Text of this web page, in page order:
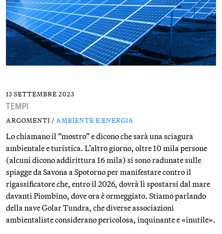
13 SETTEMBRE 2023
TEMPI
ARGOMENTI / AMBIENTE E ENERGIA
Lo chiamano il “mostro” e dicono che sarà una sciagura
ambientale e turistica. L’altro giorno, oltre 10 mila persone
(alcuni dicono addirittura 16 mila) si sono radunate sulle
spiagge da Savona a Spotorno per manifestare contro il
rigassificatore che, entro il 2026, dovrà lì spostarsi dal mare
davanti Piombino, dove ora è ormeggiato. Stiamo parlando
della nave Golar Tundra, che diverse associazioni
ambientaliste considerano pericolosa, inquinante e «inutile».